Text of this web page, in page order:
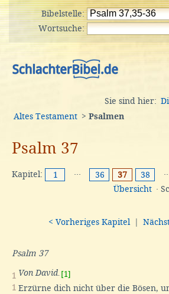
Bibelstelle:
Wortsuche:
Sie sind hier:
Altes Testament > Psalmen
Psalm 37
Kapitel: 1 ··· 36 37 38
Übersicht ·
< Vorheriges Kapitel
Psalm 37
1 Von David. [1]
1 Erzürne dich nicht über die Bösen,